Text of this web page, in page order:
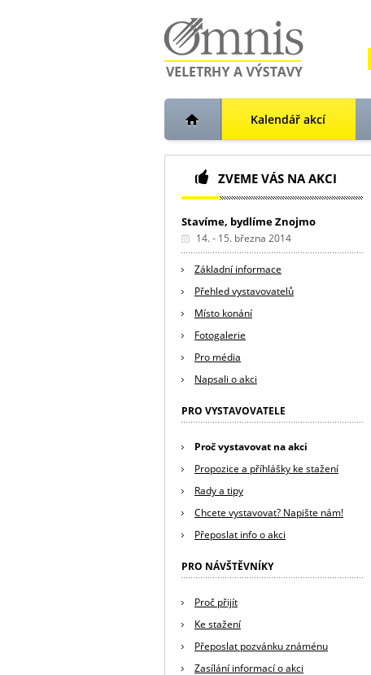
Kalendář akcí
ZVEME VÁS NA AKCI
Stavíme, bydlíme Znojmo
14. - 15. března 2014
Základní informace
Přehled vystavovatelů
Místo konání
Fotogalerie
Pro média
Napsali o akci
PRO VYSTAVOVATELE
Proč vystavovat na akci
Propozice a příhlášky ke stažení
Rady a tipy
Chcete vystavovat? Napište nám!
Přeposlat info o akci
PRO NÁVŠTĚVNÍKY
Proč přijít
Ke stažení
Přeposlat pozvánku známénu
Zasílání informací o akci